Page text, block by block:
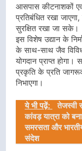
आसपास कीटनाशकों
प्रतिबंधित रखा
सुरक्षित रखा जा सके।
इस विशेष उद्यान के
के साथ-साथ जैव
योगदान प्राप्त
प्रकृति के प्रति
निभाएगा।
ये भी पढ़ें:
तेजस्वी
कांवड़ यात्रा को
समरसता और
संदेश